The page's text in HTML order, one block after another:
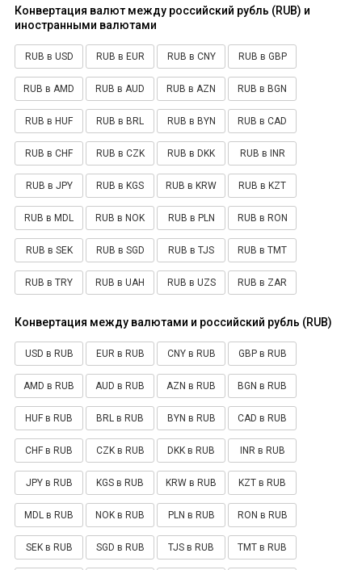
Конвертация валют между российский рубль (RUB) и
иностранными валютами
RUB в USD RUB в EUR RUB в CNY RUB в GBP
RUB в AMD RUB в AUD RUB в AZN RUB в BGN
RUB в HUF RUB в BRL RUB в BYN RUB в CAD
RUB в CHF RUB в CZK RUB в DKK RUB в INR
RUB в JPY RUB в KGS RUB в KRW RUB в KZT
RUB в MDL RUB в NOK RUB в PLN RUB в RON
RUB в SEK RUB в SGD RUB в TJS RUB в TMT
RUB в TRY RUB в UAH RUB в UZS RUB в ZAR
Конвертация между валютами и российский рубль (RUB)
USD в RUB EUR в RUB CNY в RUB GBP в RUB
AMD в RUB AUD в RUB AZN в RUB BGN в RUB
HUF в RUB BRL в RUB BYN в RUB CAD в RUB
CHF в RUB CZK в RUB DKK в RUB INR в RUB
JPY в RUB KGS в RUB KRW в RUB KZT в RUB
MDL в RUB NOK в RUB PLN в RUB RON в RUB
SEK в RUB SGD в RUB TJS в RUB TMT в RUB